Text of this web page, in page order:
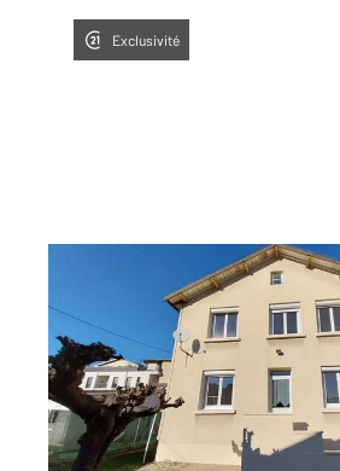
Exclusivité
LANNEMEZAN 65
, 5 pièces
Ref : 18447
Maison à louer
885 €
par mois charges comprises